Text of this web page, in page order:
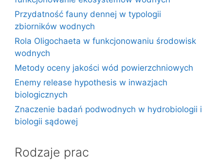
Przydatność fauny dennej w typologii
zbiorników wodnych
Rola Oligochaeta w funkcjonowaniu środowisk
wodnych
Metody oceny jakości wód powierzchniowych
Enemy release hypothesis w inwazjach
biologicznych
Znaczenie badań podwodnych w hydrobiologii i
biologii sądowej
Rodzaje prac